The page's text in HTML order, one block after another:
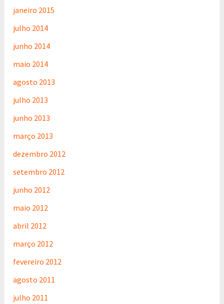
janeiro 2015
julho 2014
junho 2014
maio 2014
agosto 2013
julho 2013
junho 2013
março 2013
dezembro 2012
setembro 2012
junho 2012
maio 2012
abril 2012
março 2012
fevereiro 2012
agosto 2011
julho 2011